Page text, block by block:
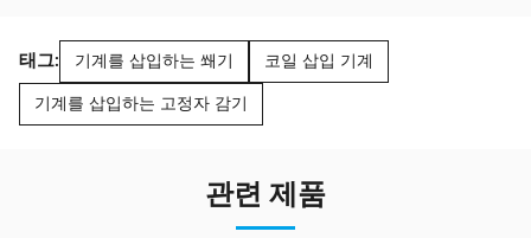
태그: 기계를 삽입하는 쐐기 코일 삽입 기계
기계를 삽입하는 고정자 감기
관련 제품